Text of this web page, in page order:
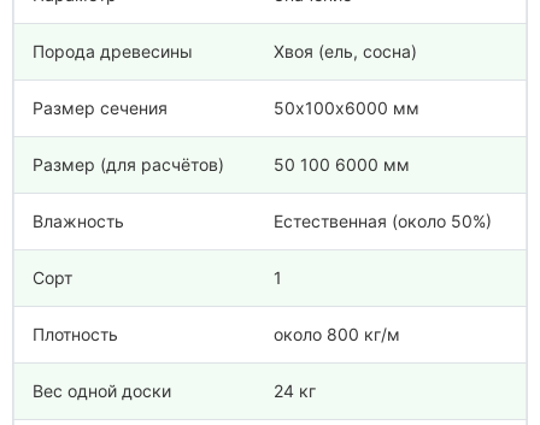
Порода древесины Хвоя (ель, сосна)
Размер сечения 50х100х6000 мм
Размер (для расчётов) 50 100 6000 мм
Влажность Естественная (около 50%)
Сорт 1
Плотность около 800 кг/м
Вес одной доски 24 кг